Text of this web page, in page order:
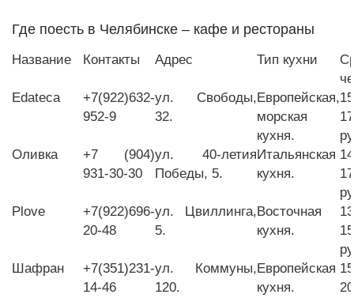
Где поесть в Челябинске – кафе и рестораны
Название Контакты Адрес Тип кухни
Edateca
+7(922)632-
952-9
ул. Свободы,
32.
Европейская,
морская
кухня.
Оливка
+7 (904)
931-30-30
ул. 40-летия
Победы, 5.
Итальянская
кухня.
Plove
+7(922)696-
20-48
ул. Цвиллинга,
5.
Восточная
кухня.
Шафран
+7(351)231-
14-46
ул. Коммуны,
120.
Европейская
кухня.